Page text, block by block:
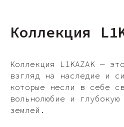
Коллекция
Коллекция L1KAZAK —
взгляд на наследие и
которые несли в себе
вольнолюбие и
землей.